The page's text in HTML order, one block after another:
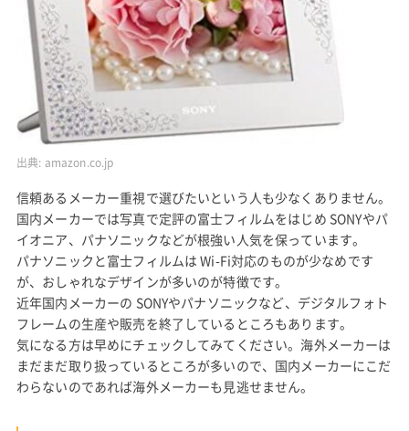
出典: amazon.co.jp
信頼あるメーカー重視で選びたいという人も少なくありません。
国内メーカーでは写真で定評の富士フィルムをはじめ SONYやパ
イオニア、パナソニックなどが根強い人気を保っています。
パナソニックと富士フィルムは Wi-Fi対応のものが少なめです
が、おしゃれなデザインが多いのが特徴です。
近年国内メーカーの SONYやパナソニックなど、デジタルフォト
フレームの生産や販売を終了しているところもあります。
気になる方は早めにチェックしてみてください。海外メーカーは
まだまだ取り扱っているところが多いので、国内メーカーにこだ
わらないのであれば海外メーカーも見逃せません。